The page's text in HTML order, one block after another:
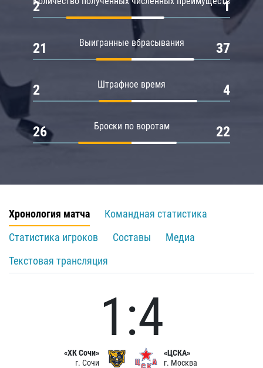
2 1
Выигранные вбрасывания
21 37
Штрафное время
2 4
Броски по воротам
26 22
Хронология матча
Командная статистика
Статистика игроков
Составы
Медиа
Текстовая трансляция
«ХК Сочи»
г. Сочи
1:4
«ЦСКА»
г. Москва